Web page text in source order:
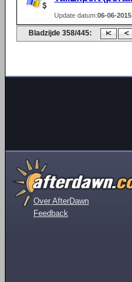
Update datum:06-06-2015
Bladzijde 358/445:
Over AfterDawn
Feedback